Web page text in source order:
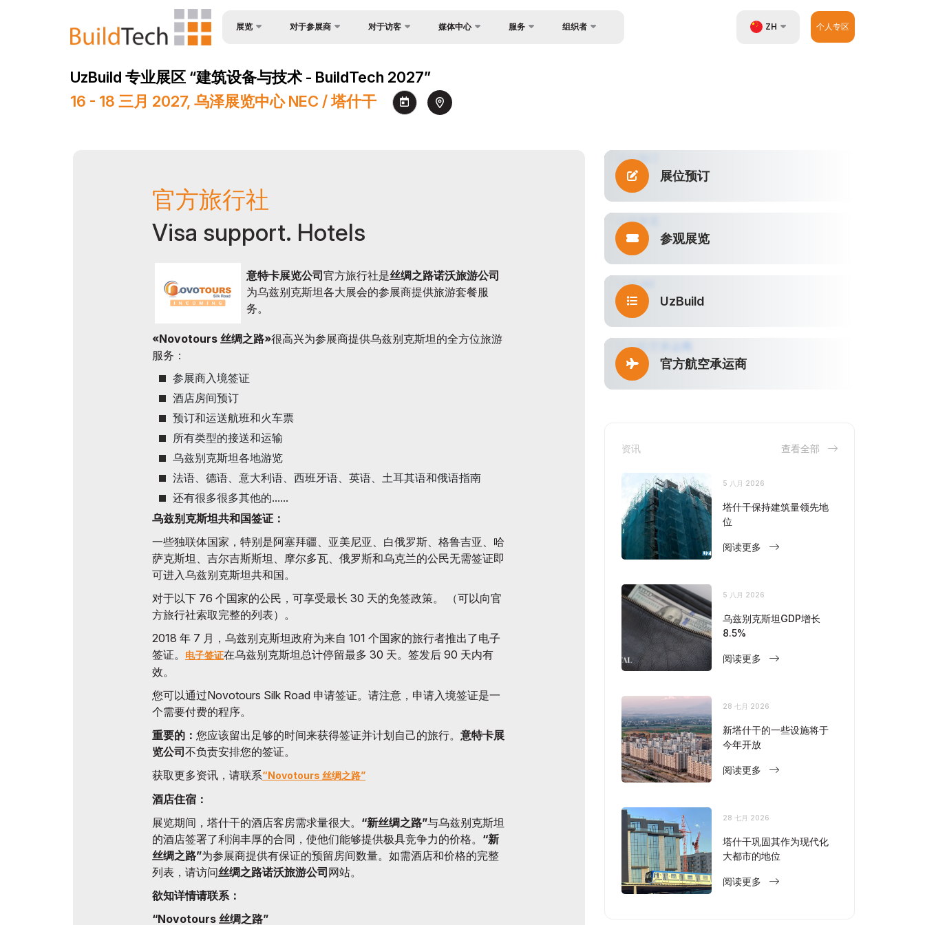
展览
产品类别
参展商名单
地点及工作时间
媒体支持
在乌兹别克斯坦做生意
官方目录
对于参展商
观众简介
入境签证制度
展台搭建
参展商须知
对于访客
场地
工作时间
媒体中心
新闻稿
服务 组织者 ZH 个人专区
UzBuild 专业展区 “建筑设备与技术 - BuildTech 2027”
16 - 18 三月 2027, 乌泽展览中心 NEC / 塔什干
官方旅行社
Visa support. Hotels
意特卡展览公司 官方旅行社是丝绸之路诺沃旅游公司
为乌兹别克斯坦各大展会的参展商提供旅游套餐服
务。
«Novotours 丝绸之路»很高兴为参展商提供乌兹别克斯坦的全方位旅游
服务：
参展商入境签证
酒店房间预订
预订和运送航班和火车票
所有类型的接送和运输
乌兹别克斯坦各地游览
法语、德语、意大利语、西班牙语、英语、土耳其语和俄语指南
还有很多很多其他的......
乌兹别克斯坦共和国签证：
一些独联体国家，特别是阿塞拜疆、亚美尼亚、白俄罗斯、格鲁吉亚、哈
萨克斯坦、吉尔吉斯斯坦、摩尔多瓦、俄罗斯和乌克兰的公民无需签证即
可进入乌兹别克斯坦共和国。
对于以下 76 个国家的公民，可享受最长 30 天的免签政策。 （可以向官
方旅行社索取完整的列表）。
2018 年 7 月，乌兹别克斯坦政府为来自 101 个国家的旅行者推出了电子
签证。
电子签证在乌兹别克斯坦总计停留最多 30 天。签发后 90 天内有
效。
您可以通过Novotours Silk Road 申请签证。请注意，申请入境签证是一
个需要付费的程序。
重要的： 您应该留出足够的时间来获得签证并计划自己的旅行。 意特卡展
览公司 不负责安排您的签证。
获取更多资讯，请联系“Novotours 丝绸之路”
酒店住宿：
展览期间，塔什干的酒店客房需求量很大。 “新丝绸之路”与乌兹别克斯坦
的酒店签署了利润丰厚的合同，使他们能够提供极具竞争力的价格。 “新
丝绸之路”为参展商提供有保证的预留房间数量。如需酒店和价格的完整
列表，请访问丝绸之路诺沃旅游公司 网站。
欲知详情请联系：
“Novotours 丝绸之路”
展位预订
参观展览
UzBuild
官方航空承运商
资讯 查看全部
5 八月 2026
塔什干保持建筑量领先地
位
阅读更多
5 八月 2026
乌兹别克斯坦GDP增长
8.5%
阅读更多
28 七月 2026
新塔什干的一些设施将于
今年开放
阅读更多
28 七月 2026
塔什干巩固其作为现代化
大都市的地位
阅读更多